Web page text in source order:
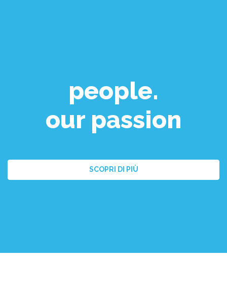
people.
our passion
SCOPRI DI PIÙ